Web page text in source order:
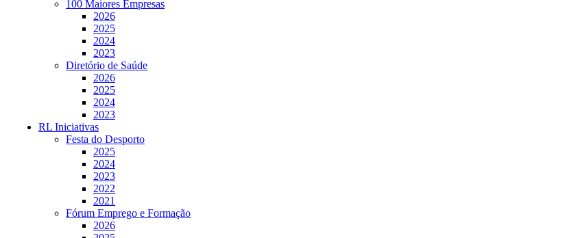
100 Maiores Empresas
2026
2025
2024
2023
Diretório de Saúde
2026
2025
2024
2023
RL Iniciativas
Festa do Desporto
2025
2024
2023
2022
2021
Fórum Emprego e Formação
2026